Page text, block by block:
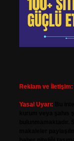
Reklam ve İletişim:
Yasal Uyarı: